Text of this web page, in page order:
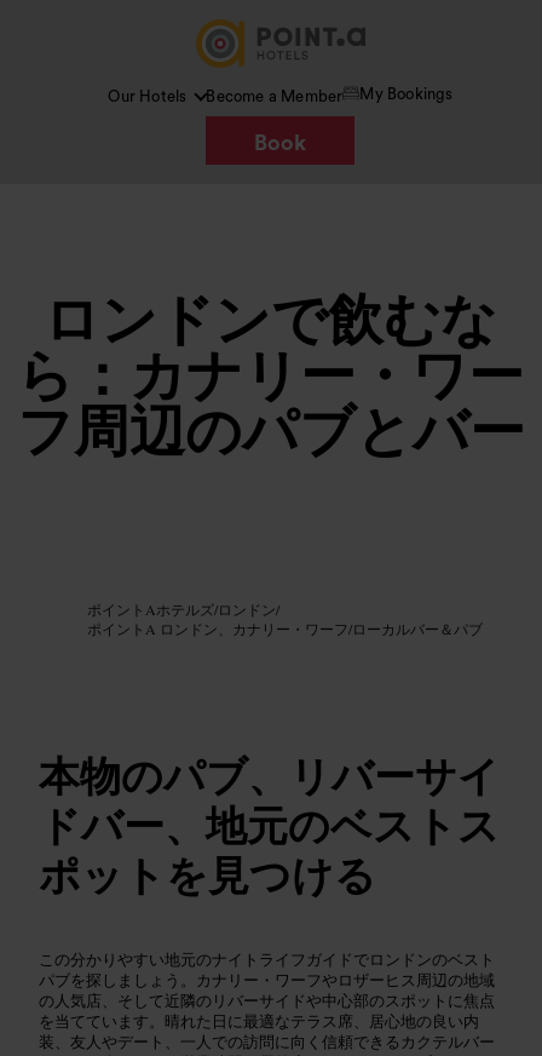
Our Hotels Become a Member My Bookings
Book
ロンドンで飲むな
ら：カナリー・ワー
フ周辺のパブとバー
ポイントAホテルズ/ロンドン/
ポイントA ロンドン、カナリー・ワーフ/ローカルバー＆パブ
本物のパブ、リバーサイ
ドバー、地元のベストス
ポットを見つける
この分かりやすい地元のナイトライフガイドでロンドンのベスト
パブを探しましょう。カナリー・ワーフやロザーヒス周辺の地域
の人気店、そして近隣のリバーサイドや中心部のスポットに焦点
を当てています。晴れた日に最適なテラス席、居心地の良い内
装、友人やデート、一人での訪問に向く信頼できるカクテルバー